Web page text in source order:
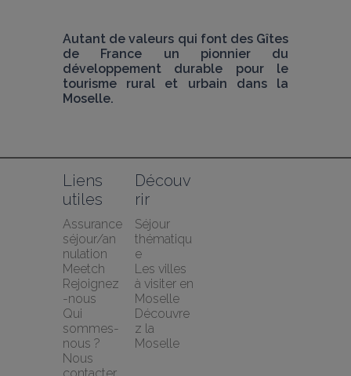
Autant de valeurs qui font des Gîtes
de France un pionnier du
développement durable pour le
tourisme rural et urbain dans la
Moselle.
Liens
utiles
Assurance
séjour/an
nulation
Meetch
Rejoignez
-nous
Qui
sommes-
nous ?
Nous
Découv
rir
Séjour
thématiqu
e
Les villes
à visiter en
Moselle
Découvre
z la
Moselle